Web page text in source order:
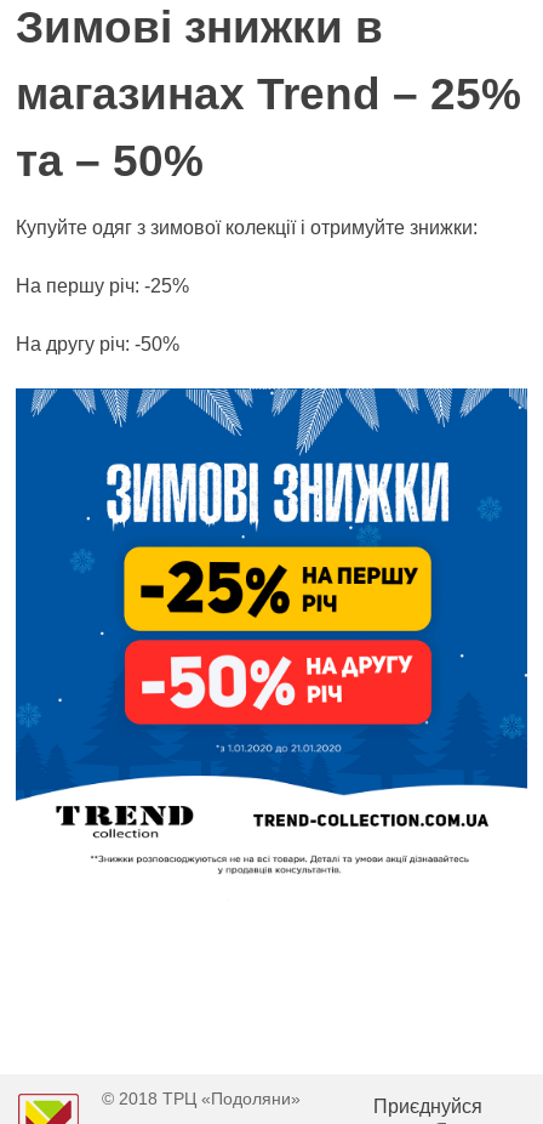
Зимові знижки в
магазинах Trend – 25%
та – 50%
Купуйте одяг з зимової колекції і отримуйте знижки:
На першу річ: -25%
На другу річ: -50%
© 2018 ТРЦ «Подоляни» Приєднуйся